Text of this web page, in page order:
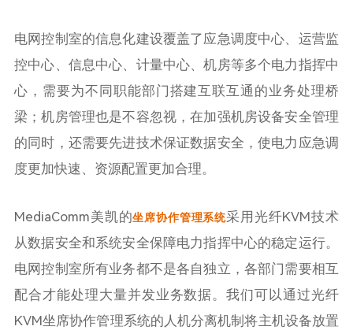
电网控制室的信息化建设覆盖了应急调度中心、运营监
控中心、信息中心、计量中心、机房等多个电力指挥中
心，需要为不同职能部门搭建互联互通的业务处理桥
梁；机房管理也是不容忽视，在加强机房设备安全管理
的同时，还需要先进技术保证数据安全，使电力应急调
度更加快速、资源配置更加合理。
MediaComm美凯的坐席协作管理系统采用光纤KVM技术
从数据安全和系统安全保障电力指挥中心的稳定运行。
电网控制室所有业务都不是各自独立，各部门需要相互
配合才能处理大量并发业务数据。我们可以通过光纤
KVM坐席协作管理系统的人机分离机制将主机设备放置